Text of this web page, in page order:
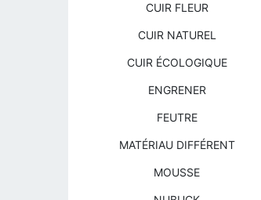
CUIR FLEUR
CUIR NATUREL
CUIR ÉCOLOGIQUE
ENGRENER
FEUTRE
MATÉRIAU DIFFÉRENT
MOUSSE